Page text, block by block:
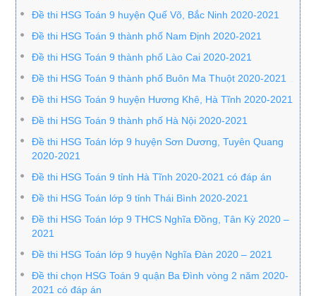
Đề thi HSG Toán 9 huyện Quế Võ, Bắc Ninh 2020-2021
Đề thi HSG Toán 9 thành phố Nam Định 2020-2021
Đề thi HSG Toán 9 thành phố Lào Cai 2020-2021
Đề thi HSG Toán 9 thành phố Buôn Ma Thuột 2020-2021
Đề thi HSG Toán 9 huyện Hương Khê, Hà Tĩnh 2020-2021
Đề thi HSG Toán 9 thành phố Hà Nội 2020-2021
Đề thi HSG Toán lớp 9 huyện Sơn Dương, Tuyên Quang
2020-2021
Đề thi HSG Toán 9 tỉnh Hà Tĩnh 2020-2021 có đáp án
Đề thi HSG Toán lớp 9 tỉnh Thái Bình 2020-2021
Đề thi HSG Toán lớp 9 THCS Nghĩa Đồng, Tân Kỳ 2020 –
2021
Đề thi HSG Toán lớp 9 huyện Nghĩa Đàn 2020 – 2021
Đề thi chọn HSG Toán 9 quận Ba Đình vòng 2 năm 2020-
2021 có đáp án